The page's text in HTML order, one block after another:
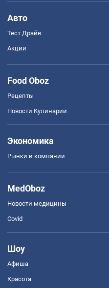
Авто
Тест Драйв
Акции
Food Oboz
Рецепты
Новости Кулинарии
Экономика
Рынки и компании
MedOboz
Новости медицины
Covid
Шоу
Афиша
Красота